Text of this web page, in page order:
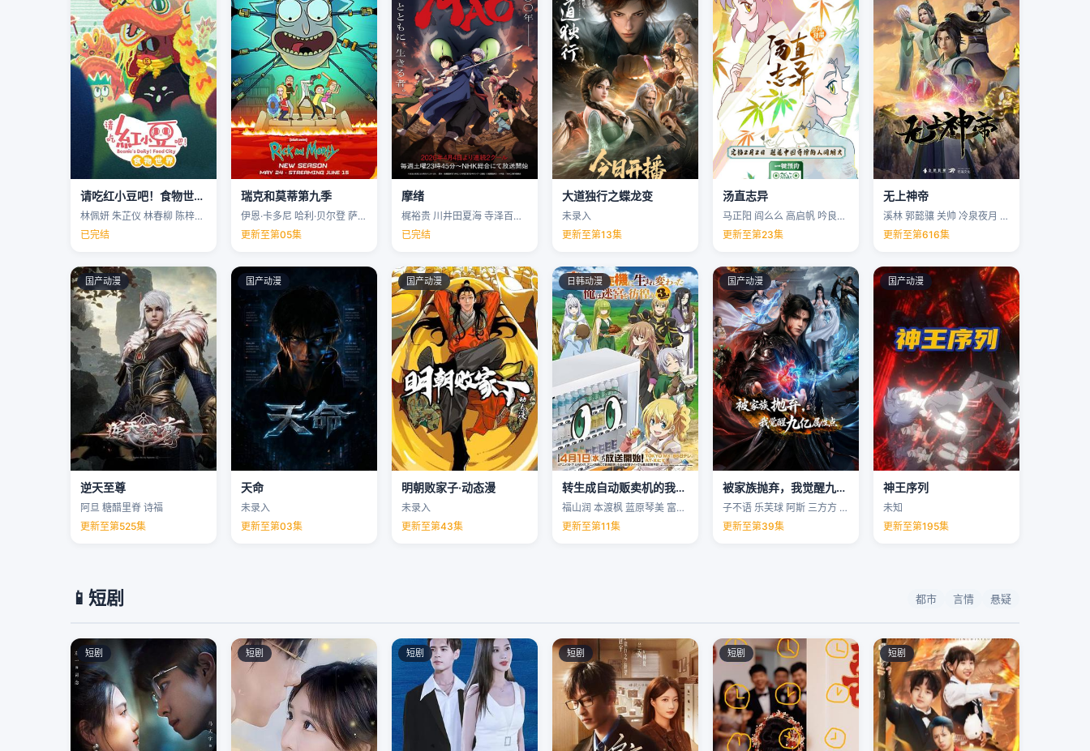
请吃红小豆吧！食物世界第一季
林佩妍 朱芷仪 林春柳 陈梓聪 …
已完结
瑞克和莫蒂第九季
伊恩·卡多尼 哈利·贝尔登 萨拉·乔克 克里斯·帕内尔 …
更新至第05集
摩绪
梶裕贵 川井田夏海 寺泽百花 下野纮 …
已完结
大道独行之蝶龙变
未录入
更新至第13集
汤直志异
马正阳 阎么么 高启帆 吟良犬 …
更新至第23集
无上神帝
溪林 郭懿骧 关帅 冷泉夜月 …
更新至第616集
国产动漫
逆天至尊
阿旦 糖醋里脊 诗福
更新至第525集
国产动漫
天命
未录入
更新至第03集
国产动漫
明朝败家子·动态漫
未录入
更新至第43集
日韩动漫
转生成自动贩卖机的我今天也在迷宫徘徊第三季
福山润 本渡枫 蓝原琴美 富田美忧 …
更新至第11集
国产动漫
被家族抛弃，我觉醒九亿属性点
子不语 乐芙球 阿斯 三方方 …
更新至第39集
国产动漫
神王序列
未知
更新至第195集
📱 短剧 都市 言情 悬疑
短剧 短剧 短剧 短剧 短剧 短剧